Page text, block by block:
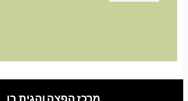
מרכז הפצה והגית בו